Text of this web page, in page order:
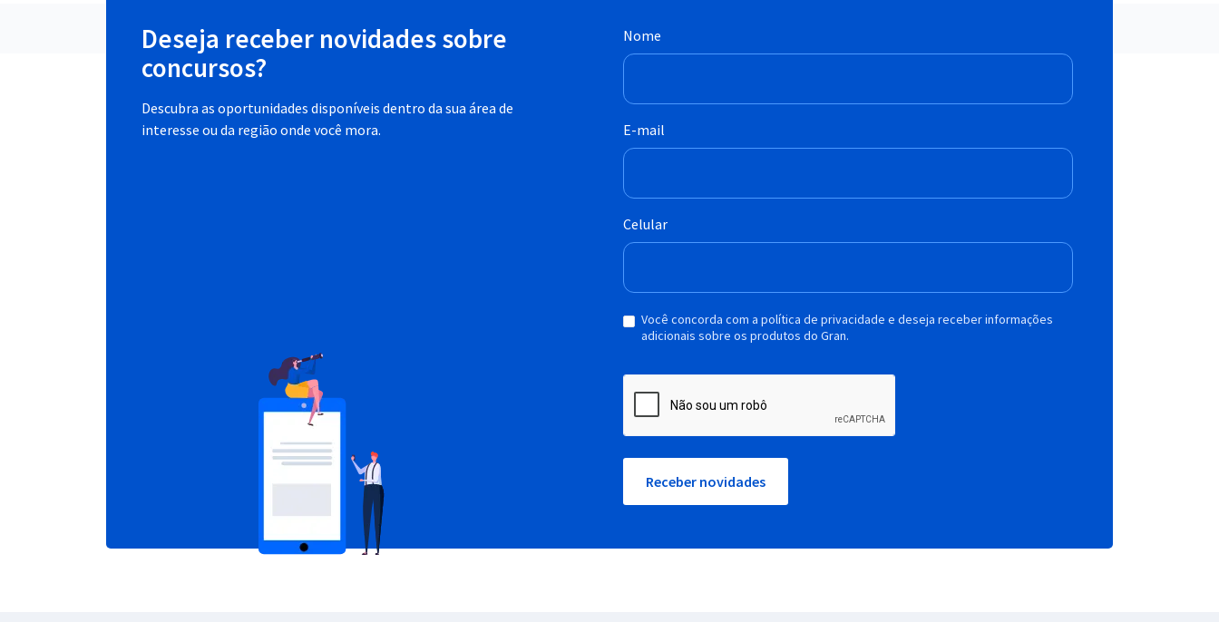
Deseja receber novidades sobre
concursos?
Descubra as oportunidades disponíveis dentro da sua área de
interesse ou da região onde você mora.
Nome
E-mail
Celular
Você concorda com a política de privacidade e deseja receber informações
adicionais sobre os produtos do Gran.
Receber novidades